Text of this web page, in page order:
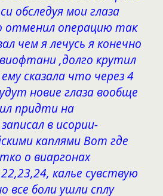
обследуя мои глаза
отменил операцию так
чем я лечусь я конечно
,долго крутил
сказала что через 4
новие глаза вообще
придти на
в исории-
каплями Вот где
о виаргонах
калье сувствую
все боли ушли сплу